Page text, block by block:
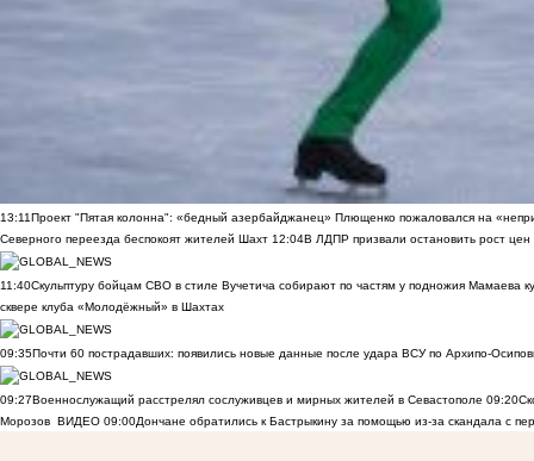
13:11Проект "Пятая колонна": «бедный азербайджанец» Плющенко пожаловался на
Северного переезда беспокоят жителей Шахт 12:04В ЛДПР призвали остановить рост цен
11:40Скульптуру бойцам СВО в стиле Вучетича собирают по частям у подножия Мамаева
сквере клуба «Молодёжный» в Шахтах
09:35Почти 60 пострадавших: появились новые данные после удара ВСУ по Архипо-
09:27Военнослужащий расстрелял сослуживцев и мирных жителей в Севастополе 09:20
Морозов ВИДЕО 09:00Дончане обратились к Бастрыкину за помощью из-за скандала с